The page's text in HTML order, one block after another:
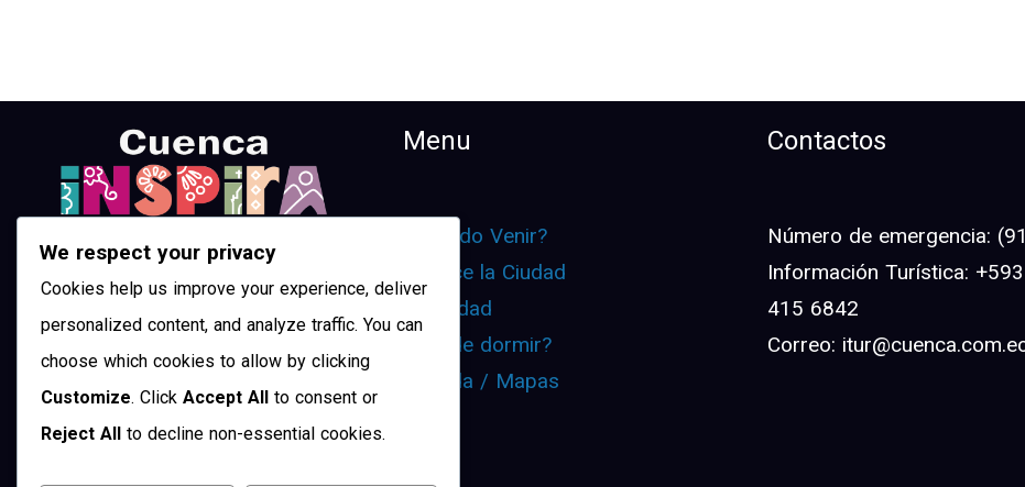
Menu
¿Cuando Venir?
Conoce la Ciudad
Movilidad
¿Dónde dormir?
Agenda / Mapas
Contactos
Número de emergencia:
Información Turística:
415 6842
Correo:
We respect your privacy
Cookies help us improve your experience, deliver
personalized content, and analyze traffic. You can
choose which cookies to allow by clicking
Customize. Click Accept All to consent or
Reject All to decline non-essential cookies.